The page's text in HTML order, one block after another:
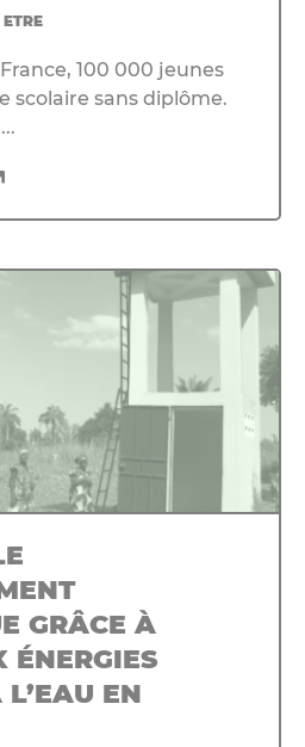
100 000 jeunes
scolaire sans diplôme.
GRÂCE À
ÉNERGIES
EN